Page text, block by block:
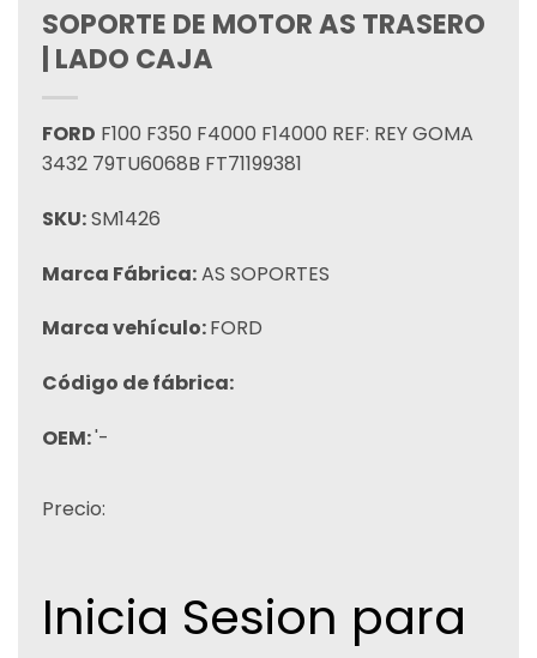
SOPORTE DE MOTOR AS TRASERO
| LADO CAJA
FORD F100 F350 F4000 F14000 REF: REY GOMA
3432 79TU6068B FT71199381
SKU:SM1426
Marca Fábrica:AS SOPORTES
Marca vehículo:FORD
Código de fábrica:
OEM:'-
Precio:
Inicia Sesion para